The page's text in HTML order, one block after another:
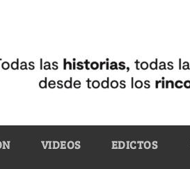
VIDEOS EDICTOS